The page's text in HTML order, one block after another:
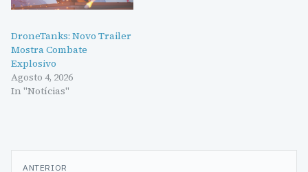
DroneTanks: Novo Trailer
Mostra Combate
Explosivo
Agosto 4, 2026
In "Notícias"
Navegação
ANTERIOR